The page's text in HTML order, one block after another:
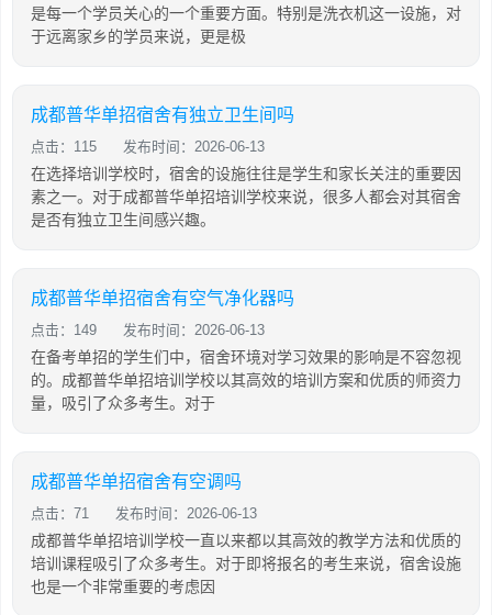
是每一个学员关心的一个重要方面。特别是洗衣机这一设施，对
于远离家乡的学员来说，更是极
成都普华单招宿舍有独立卫生间吗
点击：115 发布时间：2026-06-13
在选择培训学校时，宿舍的设施往往是学生和家长关注的重要因
素之一。对于成都普华单招培训学校来说，很多人都会对其宿舍
是否有独立卫生间感兴趣。
成都普华单招宿舍有空气净化器吗
点击：149 发布时间：2026-06-13
在备考单招的学生们中，宿舍环境对学习效果的影响是不容忽视
的。成都普华单招培训学校以其高效的培训方案和优质的师资力
量，吸引了众多考生。对于
成都普华单招宿舍有空调吗
点击：71 发布时间：2026-06-13
成都普华单招培训学校一直以来都以其高效的教学方法和优质的
培训课程吸引了众多考生。对于即将报名的考生来说，宿舍设施
也是一个非常重要的考虑因